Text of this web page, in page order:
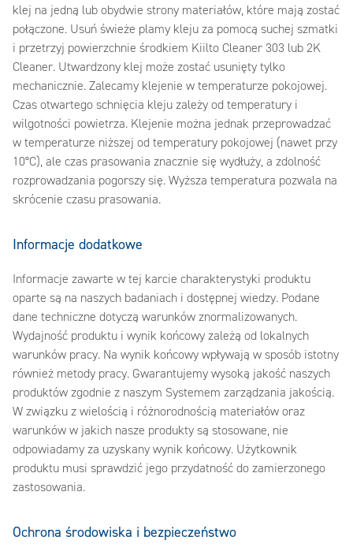
klej na jedną lub obydwie strony materiałów, które mają zostać
połączone. Usuń świeże plamy kleju za pomocą suchej szmatki
i przetrzyj powierzchnie środkiem Kiilto Cleaner 303 lub 2K
Cleaner. Utwardzony klej może zostać usunięty tylko
mechanicznie. Zalecamy klejenie w temperaturze pokojowej.
Czas otwartego schnięcia kleju zależy od temperatury i
wilgotności powietrza. Klejenie można jednak przeprowadzać
w temperaturze niższej od temperatury pokojowej (nawet przy
10°C), ale czas prasowania znacznie się wydłuży, a zdolność
rozprowadzania pogorszy się. Wyższa temperatura pozwala na
skrócenie czasu prasowania.
Informacje dodatkowe
Informacje zawarte w tej karcie charakterystyki produktu
oparte są na naszych badaniach i dostępnej wiedzy. Podane
dane techniczne dotyczą warunków znormalizowanych.
Wydajność produktu i wynik końcowy zależą od lokalnych
warunków pracy. Na wynik końcowy wpływają w sposób istotny
również metody pracy. Gwarantujemy wysoką jakość naszych
produktów zgodnie z naszym Systemem zarządzania jakością.
W związku z wielością i różnorodnością materiałów oraz
warunków w jakich nasze produkty są stosowane, nie
odpowiadamy za uzyskany wynik końcowy. Użytkownik
produktu musi sprawdzić jego przydatność do zamierzonego
zastosowania.
Ochrona środowiska i bezpieczeństwo